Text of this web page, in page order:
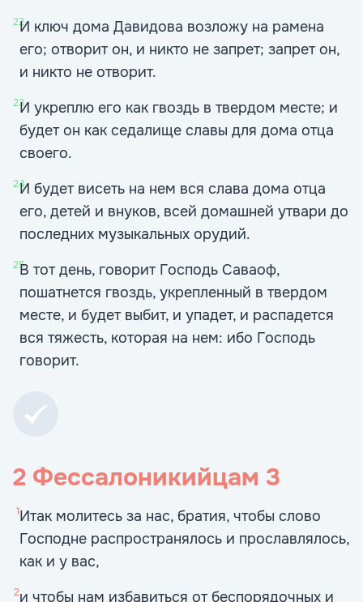
22И ключ дома Давидова возложу на рамена
его; отворит он, и никто не запрет; запрет он,
и никто не отворит.
23И укреплю его как гвоздь в твердом месте; и
будет он как седалище славы для дома отца
своего.
24И будет висеть на нем вся слава дома отца
его, детей и внуков, всей домашней утвари до
последних музыкальных орудий.
25В тот день, говорит Господь Саваоф,
пошатнется гвоздь, укрепленный в твердом
месте, и будет выбит, и упадет, и распадется
вся тяжесть, которая на нем: ибо Господь
говорит.
2 Фессалоникийцам 3
1Итак молитесь за нас, братия, чтобы слово
Господне распространялось и прославлялось,
как и у вас,
2и чтобы нам избавиться от беспорядочных и